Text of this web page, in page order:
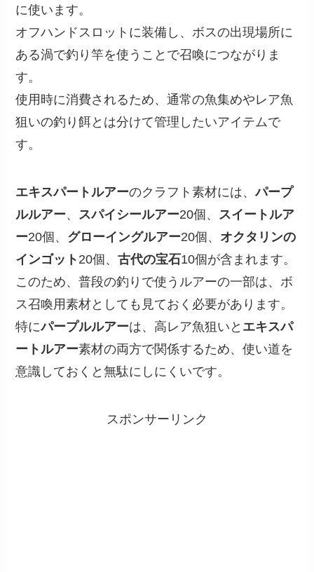
に使います。
オフハンドスロットに装備し、ボスの出現場所に
ある渦で釣り竿を使うことで召喚につながりま
す。
使用時に消費されるため、通常の魚集めやレア魚
狙いの釣り餌とは分けて管理したいアイテムで
す。
エキスパートルアーのクラフト素材には、パープ
ルルアー、 スパイシールアー20個、 スイートルア
ー20個、 グローイングルアー20個、 オクタリンの
インゴット 20個、古代の宝石10個が含まれます。
このため、普段の釣りで使うルアーの一部は、ボ
ス召喚用素材としても見ておく必要があります。
特にパープルルアーは、高レア魚狙いと エキスパ
ートルアー素材の両方で関係するため、使い道を
意識しておくと無駄にしにくいです。
スポンサーリンク